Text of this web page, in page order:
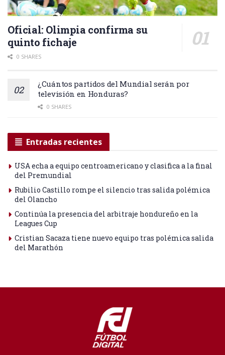
Oficial: Olimpia confirma su
quinto fichaje
0 SHARES
¿Cuántos partidos del Mundial serán por
televisión en Honduras?
0 SHARES
Entradas recientes
USA echa a equipo centroamericano y clasifica a la final
del Premundial
Rubilio Castillo rompe el silencio tras salida polémica
del Olancho
Continúa la presencia del arbitraje hondureño en la
Leagues Cup
Cristian Sacaza tiene nuevo equipo tras polémica salida
del Marathón